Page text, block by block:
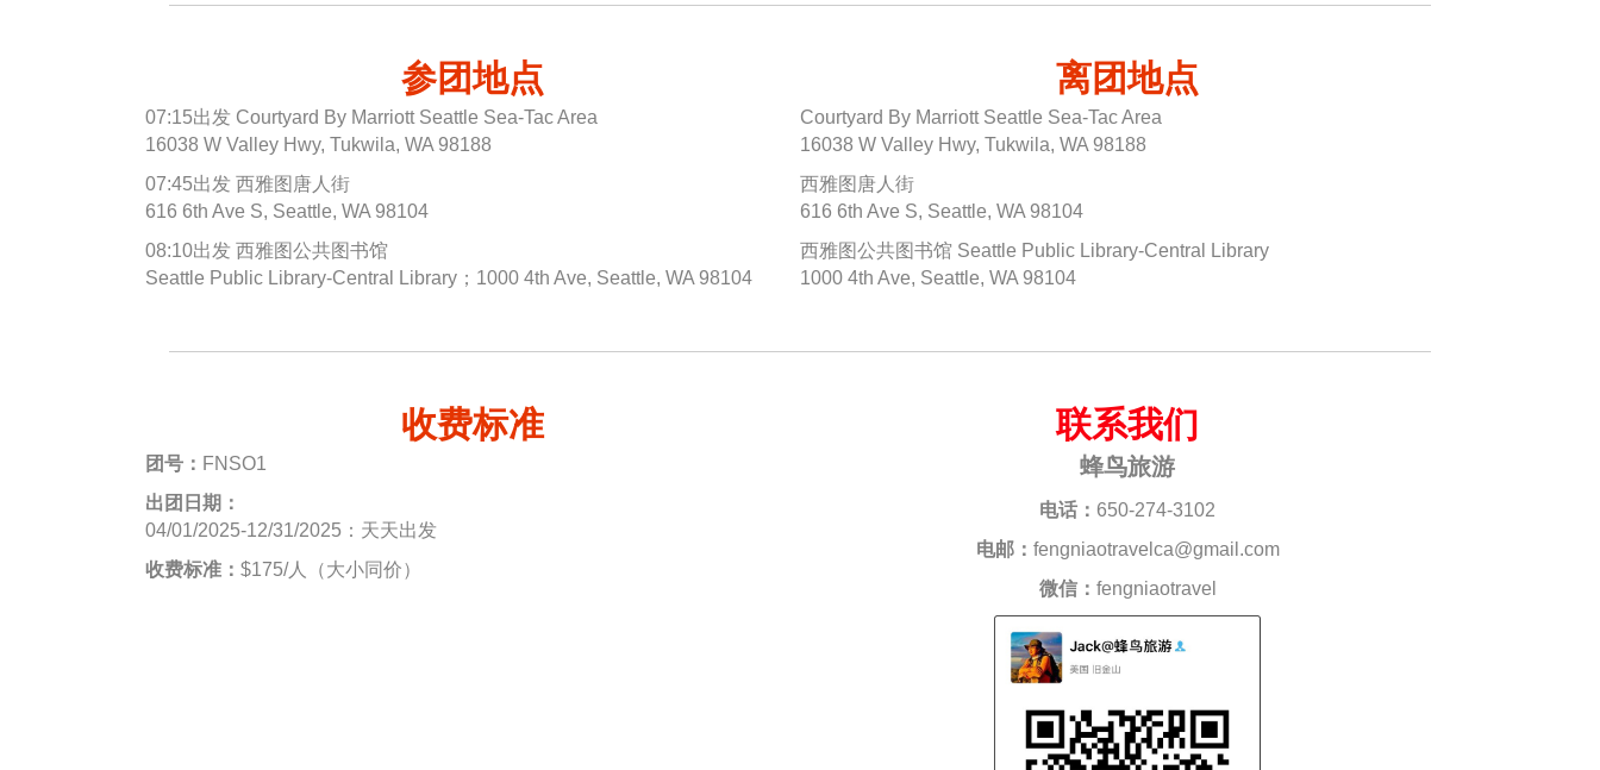
参团地点
07:15出发 Courtyard By Marriott Seattle Sea-Tac Area
16038 W Valley Hwy, Tukwila, WA 98188
07:45出发 西雅图唐人街
616 6th Ave S, Seattle, WA 98104
08:10出发 西雅图公共图书馆
Seattle Public Library-Central Library；1000 4th Ave, Seattle, WA 98104
离团地点
Courtyard By Marriott Seattle Sea-Tac Area
16038 W Valley Hwy, Tukwila, WA 98188
西雅图唐人街
616 6th Ave S, Seattle, WA 98104
西雅图公共图书馆 Seattle Public Library-Central Library
1000 4th Ave, Seattle, WA 98104
收费标准
团号： FNSO1
出团日期：
04/01/2025-12/31/2025：天天出发
收费标准： $175/人（大小同价）
联系我们
蜂鸟旅游
电话： 650-274-3102
电邮： fengniaotravelca@gmail.com
微信： fengniaotravel